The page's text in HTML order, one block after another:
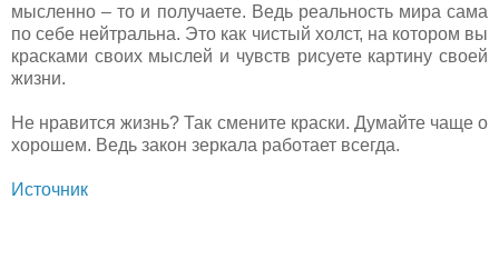
мысленно – то и получаете. Ведь реальность мира сама
по себе нейтральна. Это как чистый холст, на котором вы
красками своих мыслей и чувств рисуете картину своей
жизни.
Не нравится жизнь? Так смените краски. Думайте чаще о
хорошем. Ведь закон зеркала работает всегда.
Источник